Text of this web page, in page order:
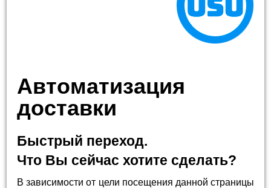
Автоматизация
доставки
Быстрый переход.
Что Вы сейчас хотите сделать?
В зависимости от цели посещения данной страницы